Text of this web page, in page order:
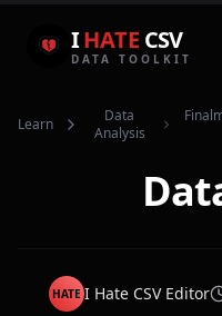
IHATE CSV
DATA TOOLKIT
Learn
Data
Analysis
HATE I Hate CSV Editor